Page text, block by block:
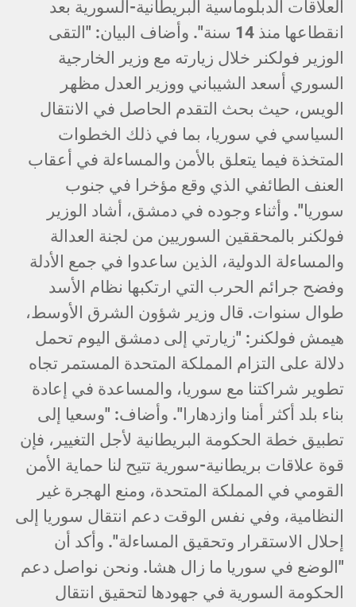
العلاقات الدبلوماسية البريطانية-السورية بعد
انقطاعها منذ 14 سنة". وأضاف البيان: "التقى
الوزير فولكنر خلال زيارته مع وزير الخارجية
السوري أسعد الشيباني ووزير العدل مظهر
الويس، حيث بحث التقدم الحاصل في الانتقال
السياسي في سوريا، بما في ذلك الخطوات
المتخذة فيما يتعلق بالأمن والمساءلة في أعقاب
العنف الطائفي الذي وقع مؤخرا في جنوب
سوريا". وأثناء وجوده في دمشق، أشاد الوزير
فولكنر بالمحققين السوريين من لجنة العدالة
والمساءلة الدولية، الذين ساعدوا في جمع الأدلة
وفضح جرائم الحرب التي ارتكبها نظام الأسد
طوال سنوات. قال وزير شؤون الشرق الأوسط،
هيمش فولكنر: "زيارتي إلى دمشق اليوم تحمل
دلالة على التزام المملكة المتحدة المستمر تجاه
تطوير شراكتنا مع سوريا، والمساعدة في إعادة
بناء بلد أكثر أمنا وازدهارا". وأضاف: "وسعيا إلى
تطبيق خطة الحكومة البريطانية لأجل التغيير، فإن
قوة علاقات بريطانية-سورية تتيح لنا حماية الأمن
القومي في المملكة المتحدة، ومنع الهجرة غير
النظامية، وفي نفس الوقت دعم انتقال سوريا إلى
إحلال الاستقرار وتحقيق المساءلة". وأكد أن
"الوضع في سوريا ما زال هشا. ونحن نواصل دعم
الحكومة السورية في جهودها لتحقيق انتقال